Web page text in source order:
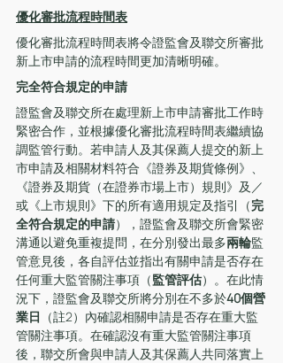
優化審批流程時間表
優化審批流程時間表將令證監會及聯交所審批
新上市申請的流程時間更加清晰明確。
完全符合規定的申請
證監會及聯交所在處理新上市申請審批工作時
緊密合作，並根據優化審批流程時間表繼續協
調監管行動。若申請人及其保薦人提交的新上
市申請及相關材料符合《證券及期貨條例》、
《證券及期貨（在證券市場上市）規則》及／
或《上市規則》下的所有適用規定及指引（完
全符合規定的申請），證監會及聯交所會緊密
溝通以避免重複提問，在分別發出最多兩輪監
管意見後，各自評估並指出有關申請是否存在
任何重大監管關注事項（監管評估）。在此情
況下，證監會及聯交所將分別在不多於40個營
業日 （註2）內確認相關申請是否存在重大監
管關注事項。在確認沒有重大監管關注事項
後，聯交所會與申請人及其保薦人共同落實上